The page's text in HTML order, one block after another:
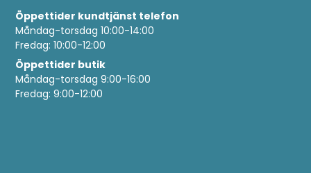
Öppettider kundtjänst telefon
Måndag-torsdag 10:00-14:00
Fredag: 10:00-12:00
Öppettider butik
Måndag-torsdag 9:00-16:00
Fredag: 9:00-12:00